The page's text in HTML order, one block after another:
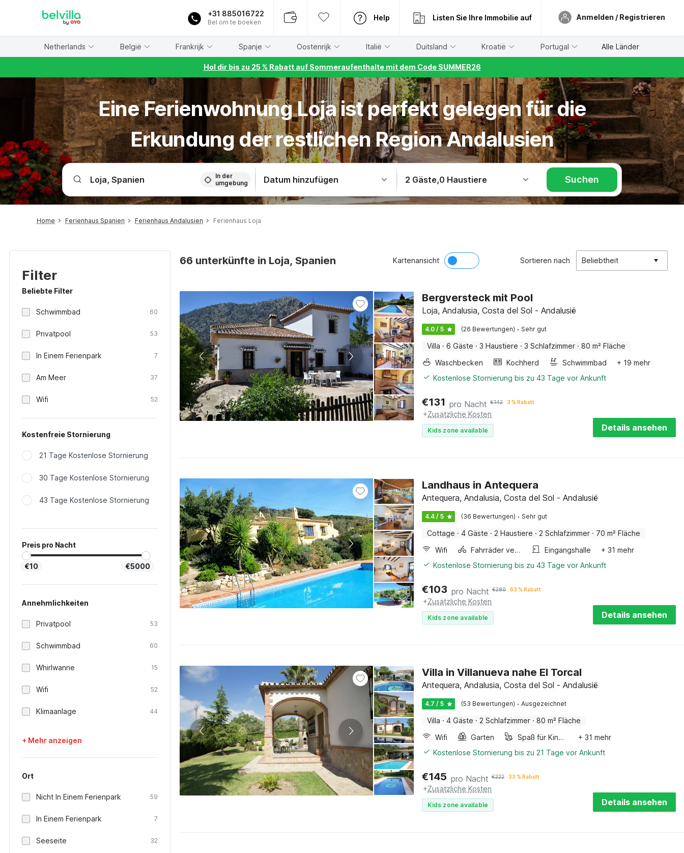
+31 885016722
Bel om te boeken
Help Listen Sie Ihre Immobilie auf Anmelden / Registrieren
Netherlands België Frankrijk Spanje Oostenrijk Italië Duitsland Kroatië Portugal Alle Länder
Hol dir bis zu 25 % Rabatt auf Sommeraufenthalte mit dem Code SUMMER26
Eine Ferienwohnung Loja ist perfekt gelegen für die
Erkundung der restlichen Region Andalusien
In der
umgebung
Datum hinzufügen 2 Gäste,0 Haustiere Suchen
Home Ferienhaus Spanien Ferienhaus Andalusien Ferienhaus Loja
Filter
Beliebte Filter
Schwimmbad 60
Privatpool 53
In Einem Ferienpark 7
Am Meer 37
Wifi 52
Kostenfreie Stornierung
21 Tage Kostenlose Stornierung
30 Tage Kostenlose Stornierung
43 Tage Kostenlose Stornierung
Preis pro Nacht
€10 €5000
Annehmlichkeiten
Privatpool 53
Schwimmbad 60
Whirlwanne 15
Wifi 52
Klimaanlage 44
+ Mehr anzeigen
Ort
Nicht In Einem Ferienpark 59
In Einem Ferienpark 7
Seeseite 32
66 unterkünfte in Loja, Spanien Kartenansicht Sortieren nach Beliebtheit
Bergversteck mit Pool
Loja, Andalusia, Costa del Sol - Andalusië
4.0 / 5 (26 Bewertungen) · Sehr gut
Villa · 6 Gäste · 3 Haustiere · 3 Schlafzimmer · 80 m² Fläche
Waschbecken
Kochherd Schwimmbad
+ 19 mehr
Kostenlose Stornierung bis zu 43 Tage vor Ankunft
€131 pro Nacht €142 3 % Rabatt
+Zusätzliche Kosten
Kids zone available Details ansehen
Landhaus in Antequera
Antequera, Andalusia, Costa del Sol - Andalusië
4.4 / 5 (36 Bewertungen) · Sehr gut
Cottage · 4 Gäste · 2 Haustiere · 2 Schlafzimmer · 70 m² Fläche
Wifi
Fahrräder verfügbar Eingangshalle
+ 31 mehr
Kostenlose Stornierung bis zu 43 Tage vor Ankunft
€103 pro Nacht €280 63 % Rabatt
+Zusätzliche Kosten
Kids zone available Details ansehen
Villa in Villanueva nahe El Torcal
Antequera, Andalusia, Costa del Sol - Andalusië
4.7 / 5 (53 Bewertungen) · Ausgezeichnet
Villa · 4 Gäste · 2 Schlafzimmer · 80 m² Fläche
Wifi
Garten Spaß für Kinder
+ 31 mehr
Kostenlose Stornierung bis zu 21 Tage vor Ankunft
€145 pro Nacht €222 33 % Rabatt
+Zusätzliche Kosten
Kids zone available Details ansehen